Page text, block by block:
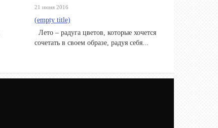
21 июня 2016
(empty title)
Лето – радуга цветов, которые хочется
сочетать в своем образе, радуя себя...